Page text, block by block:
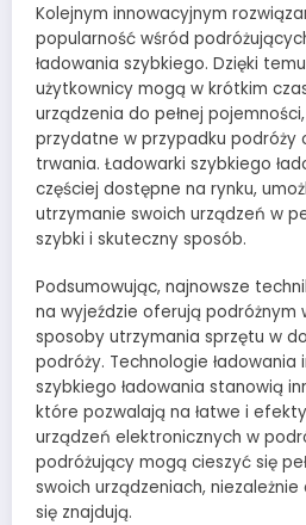
Kolejnym innowacyjnym
popularność wśród
ładowania szybkiego. Dzięki
użytkownicy mogą w krótkim
urządzenia do pełnej
przydatne w przypadku podróży
trwania. Ładowarki szybkiego
częściej dostępne na rynku,
utrzymanie swoich urządzeń w
szybki i skuteczny sposób.
Podsumowując, najnowsze
na wyjeździe oferują podróżnym
sposoby utrzymania sprzętu w
podróży. Technologie ładowania
szybkiego ładowania stanowią
które pozwalają na łatwe i
urządzeń elektronicznych w
podróżujący mogą cieszyć się
swoich urządzeniach,
się znajdują.